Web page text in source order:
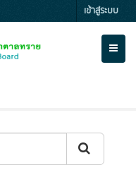
เข้าสู่ระบบ